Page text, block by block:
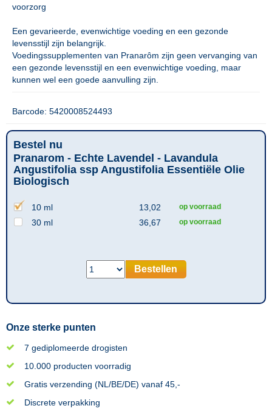
voorzorg
Een gevarieerde, evenwichtige voeding en een gezonde
levensstijl zijn belangrijk.
Voedingssupplementen van Pranarôm zijn geen vervanging van
een gezonde levensstijl en een evenwichtige voeding, maar
kunnen wel een goede aanvulling zijn.
Barcode: 5420008524493
Bestel nu
Pranarom - Echte Lavendel - Lavandula
Angustifolia ssp Angustifolia Essentiële Olie
Biologisch
10 ml 13,02 op voorraad
30 ml 36,67 op voorraad
Bestellen
Onze sterke punten
7 gediplomeerde drogisten
10.000 producten voorradig
Gratis verzending (NL/BE/DE) vanaf 45,-
Discrete verpakking